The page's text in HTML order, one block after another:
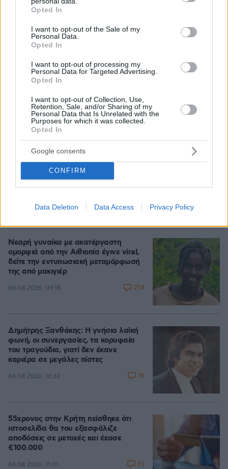
grant or deny consent to Google and its third-party tags to
use your data for below specified purposes in below Google
consent section.
Opted In
I want to opt-out of the Sale of my
Personal Data.
Opted In
I want to opt-out of processing my
Personal Data for Targeted Advertising.
Opted In
I want to opt-out of Collection, Use,
Retention, Sale, and/or Sharing of my
Personal Data that Is Unrelated with the
Purposes for which it was collected.
Opted In
Google consents
CONFIRM
Data Deletion Data Access Privacy Policy
Η αποκαλυπτική κατάθεση της συζύγου του
Αφγανού: Πώς γνωρίσαμε τη Λίσα, γιατί
υποψιάστηκα ότι ήταν το πτώμα στη βαλίτσα
06.08.2026, 12:32
Νεαρή γυναίκα με ακατέργαστη
ομορφιά από την Αιθιοπία έγινε viral,
δείτε την εντυπωσιακή μεταμόρφωσή
της από μακιγιέρ
06.08.2026, 09:18 254
Δημήτρης Ξανθάκης: Η γνήσια λαϊκή
φωνή, οι συνεργασίες, τα κορυφαία
του τραγούδια, γιατί δεν έκανε
καριέρα σε μεγάλες πίστες
06.08.2026, 16:32 18
55χρονος στην Κρήτη πείσθηκε ότι
ιστοσελίδα θα του εξασφάλιζε
αποδόσεις σε μετοχές και έχασε
€100.000
06.08.2026, 11:01 65